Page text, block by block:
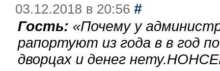
03.12.2018 в 20:56 #
Гость: «Почему у
рапортуют из года в в год
дворцах и денег